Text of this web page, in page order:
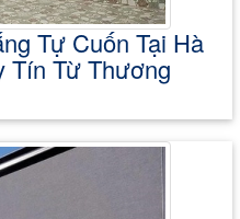
Tự Cuốn Tại Hà
Tín Từ Thương